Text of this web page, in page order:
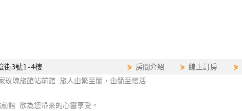
街3號1-4樓 ⋟ 房間介紹 ⋟線上訂房 ⋟
玫瑰旅館站前館 旅人由繁至簡，由簡至慢活
館 欲為您帶來的心靈享受。